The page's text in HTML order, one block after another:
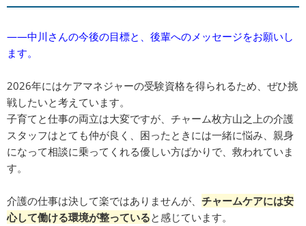
――中川さんの今後の目標と、後輩へのメッセージをお願いし
ます。
2026年にはケアマネジャーの受験資格を得られるため、ぜひ挑
戦したいと考えています。
子育てと仕事の両立は大変ですが、チャーム枚方山之上の介護
スタッフはとても仲が良く、困ったときには一緒に悩み、親身
になって相談に乗ってくれる優しい方ばかりで、救われていま
す。
介護の仕事は決して楽ではありませんが、 チャームケアには安
心して働ける環境が整っていると感じています。